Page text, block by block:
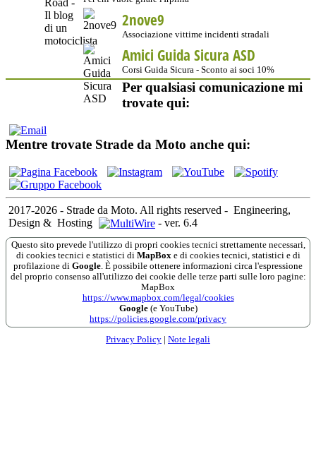
2nove9
Associazione vittime incidenti stradali
Amici Guida Sicura ASD
Corsi Guida Sicura - Sconto ai soci 10%
Per qualsiasi comunicazione mi
trovate qui:
Mentre trovate Strade da Moto anche qui:
2017-2026 - Strade da Moto. All rights reserved - Engineering,
Design & Hosting - ver. 6.4
Questo sito prevede l'utilizzo di propri cookies tecnici strettamente necessari,
di cookies tecnici e statistici di MapBoxe di cookies tecnici, statistici e di
profilazione di Google. È possibile ottenere informazioni circa l'espressione
del proprio consenso all'utilizzo dei cookie delle terze parti sulle loro pagine:
MapBox
https://www.mapbox.com/legal/cookies
Google(e YouTube)
https://policies.google.com/privacy
Privacy Policy Note legali